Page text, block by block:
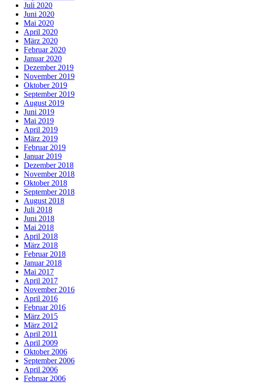
Juli 2020
Juni 2020
Mai 2020
April 2020
März 2020
Februar 2020
Januar 2020
Dezember 2019
November 2019
Oktober 2019
September 2019
August 2019
Juni 2019
Mai 2019
April 2019
März 2019
Februar 2019
Januar 2019
Dezember 2018
November 2018
Oktober 2018
September 2018
August 2018
Juli 2018
Juni 2018
Mai 2018
April 2018
März 2018
Februar 2018
Januar 2018
Mai 2017
April 2017
November 2016
April 2016
Februar 2016
März 2015
März 2012
April 2011
April 2009
Oktober 2006
September 2006
April 2006
Februar 2006